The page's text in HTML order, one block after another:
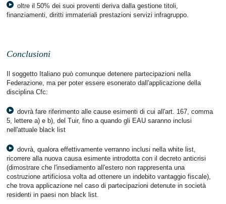
oltre il 50% dei suoi proventi deriva dalla gestione titoli,
finanziamenti, diritti immateriali prestazioni servizi infragruppo.
Conclusioni
Il soggetto Italiano può comunque detenere partecipazioni nella
Federazione, ma per poter essere esonerato dall'applicazione della
disciplina Cfc:
dovrà fare riferimento alle cause esimenti di cui all'art. 167, comma
5, lettere a) e b), del Tuir, fino a quando gli EAU saranno inclusi
nell'attuale black list
dovrà, qualora effettivamente verranno inclusi nella white list,
ricorrere alla nuova causa esimente introdotta con il decreto anticrisi
(dimostrare che l'insediamento all'estero non rappresenta una
costruzione artificiosa volta ad ottenere un indebito vantaggio fiscale),
che trova applicazione nel caso di partecipazioni detenute in società
residenti in paesi non black list.